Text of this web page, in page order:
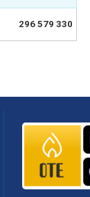
296 579 330